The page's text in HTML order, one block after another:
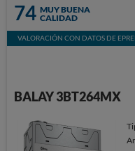
74 MUY BUENA
CALIDAD
VALORACIÓN CON DATOS DE EPREL
BALAY 3BT264MX